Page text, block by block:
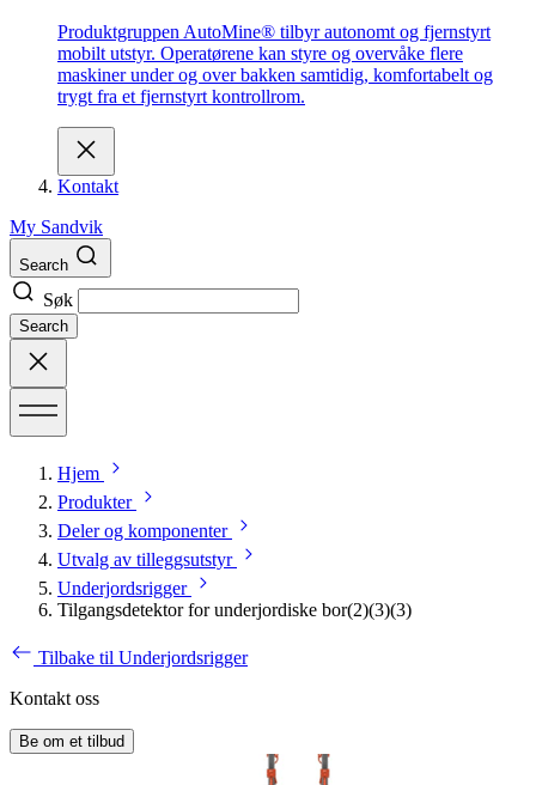
Produktgruppen AutoMine® tilbyr autonomt og fjernstyrt
mobilt utstyr. Operatørene kan styre og overvåke flere
maskiner under og over bakken samtidig, komfortabelt og
trygt fra et fjernstyrt kontrollrom.
Kontakt
My Sandvik
Search
Søk
Search
Hjem
Produkter
Deler og komponenter
Utvalg av tilleggsutstyr
Underjordsrigger
Tilgangsdetektor for underjordiske bor(2)(3)(3)
Tilbake til Underjordsrigger
Kontakt oss
Be om et tilbud